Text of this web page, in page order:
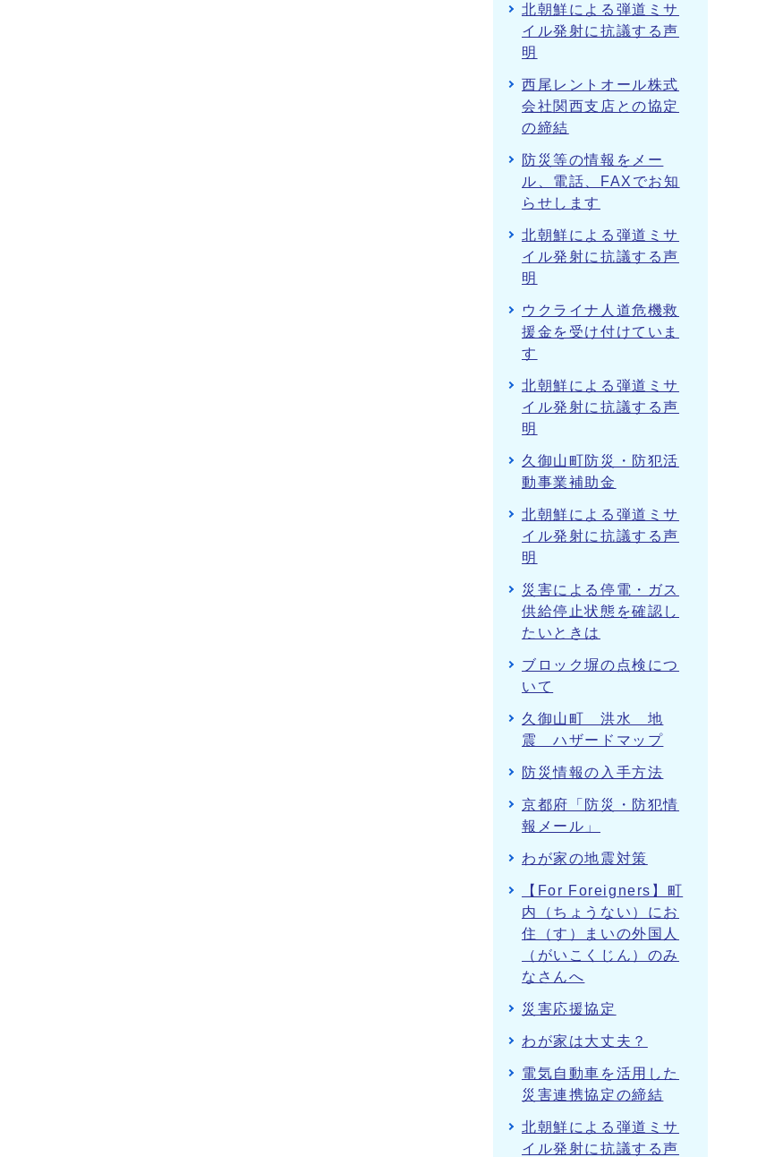
北朝鮮による弾道ミサ
イル発射に抗議する声
明
西尾レントオール株式
会社関西支店との協定
の締結
防災等の情報をメー
ル、電話、FAXでお知
らせします
北朝鮮による弾道ミサ
イル発射に抗議する声
明
ウクライナ人道危機救
援金を受け付けていま
す
北朝鮮による弾道ミサ
イル発射に抗議する声
明
久御山町防災・防犯活
動事業補助金
北朝鮮による弾道ミサ
イル発射に抗議する声
明
災害による停電・ガス
供給停止状態を確認し
たいときは
ブロック塀の点検につ
いて
久御山町 洪水 地
震 ハザードマップ
防災情報の入手方法
京都府「防災・防犯情
報メール」
わが家の地震対策
【For Foreigners】町
内（ちょうない）にお
住（す）まいの外国人
（がいこくじん）のみ
なさんへ
災害応援協定
わが家は大丈夫？
電気自動車を活用した
災害連携協定の締結
北朝鮮による弾道ミサ
イル発射に抗議する声